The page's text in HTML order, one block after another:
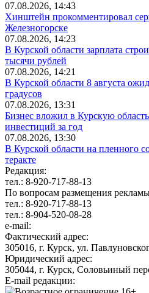
07.08.2026, 14:43
Хинштейн прокомментировал
Железногорске
07.08.2026, 14:23
В Курской области зарплата
тысячи рублей
07.08.2026, 14:21
В Курской области 8 августа
градусов
07.08.2026, 13:31
Бизнес вложил в Курскую
инвестиций за год
07.08.2026, 13:30
В Курской области на пленного
теракте
Редакция:
тел.: 8-920-717-88-13
По вопросам размещения
тел.: 8-920-717-88-13
тел.: 8-904-520-08-28
e-mail:
Фактический адрес:
305016, г. Курск, ул.
Юридический адрес:
305044, г. Курск, Соловьиный
E-mail редакции: